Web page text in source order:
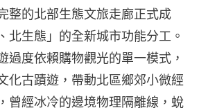
整的北部生態文旅走廊正式成
北生態」的全新城市功能分工。
過度依賴購物觀光的單一模式，
化古蹟遊，帶動北區鄉郊小微經
曾經冰冷的邊境物理隔離線，蛻